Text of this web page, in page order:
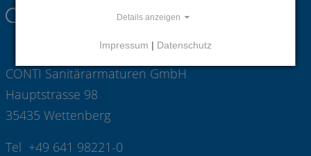
CONTI Sanitärarmaturen GmbH
Hauptstrasse 98
35435 Wettenberg
Tel +49 641 98221-0
Details anzeigen
Impressum | Datenschutz